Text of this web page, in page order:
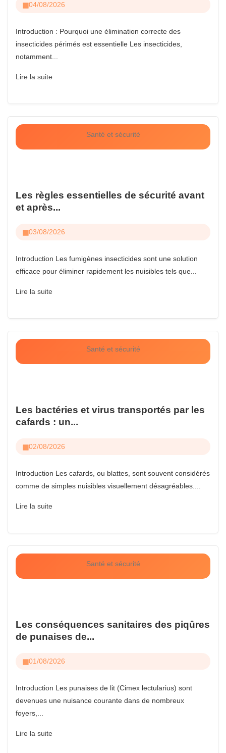
04/08/2026
Introduction : Pourquoi une élimination correcte des
insecticides périmés est essentielle Les insecticides,
notamment...
Lire la suite
Santé et sécurité
Les règles essentielles de sécurité avant
et après...
03/08/2026
Introduction Les fumigènes insecticides sont une solution
efficace pour éliminer rapidement les nuisibles tels que...
Lire la suite
Santé et sécurité
Les bactéries et virus transportés par les
cafards : un...
02/08/2026
Introduction Les cafards, ou blattes, sont souvent considérés
comme de simples nuisibles visuellement désagréables....
Lire la suite
Santé et sécurité
Les conséquences sanitaires des piqûres
de punaises de...
01/08/2026
Introduction Les punaises de lit (Cimex lectularius) sont
devenues une nuisance courante dans de nombreux
foyers,...
Lire la suite